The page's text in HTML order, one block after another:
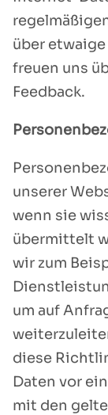
über
freuen uns
Feedback.
unserer
wenn sie
übermittelt
wir zum
um auf
diese
Daten vor
mit den